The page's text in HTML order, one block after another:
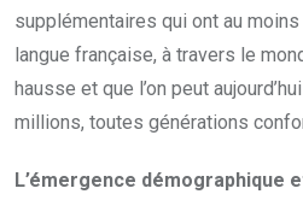
supplémentaires qui ont au
langue française, à travers le
hausse et que l’on peut
millions, toutes générations
L’émergence démographique